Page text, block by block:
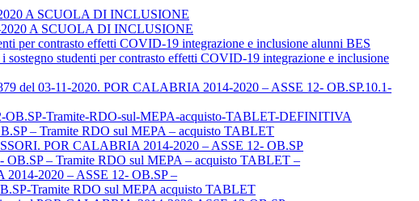
A SCUOLA DI INCLUSIONE
2020 A SCUOLA DI INCLUSIONE
per contrasto effetti COVID-19 integrazione e inclusione alunni BES
studenti per contrasto effetti COVID-19 integrazione e inclusione
del 03-11-2020. POR CALABRIA 2014-2020 – ASSE 12- OB.SP.10.1-
OB.SP-Tramite-RDO-sul-MEPA-acquisto-TABLET-DEFINITIVA
– Tramite RDO sul MEPA – acquisto TABLET
POR CALABRIA 2014-2020 – ASSE 12- OB.SP
– Tramite RDO sul MEPA – acquisto TABLET –
2020 – ASSE 12- OB.SP –
Tramite RDO sul MEPA acquisto TABLET